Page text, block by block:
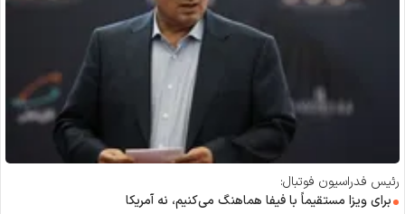
رئیس فدراسیون فوتبال:
برای ویزا مستقیماً با فیفا هماهنگ می‌کنیم، نه آمریکا